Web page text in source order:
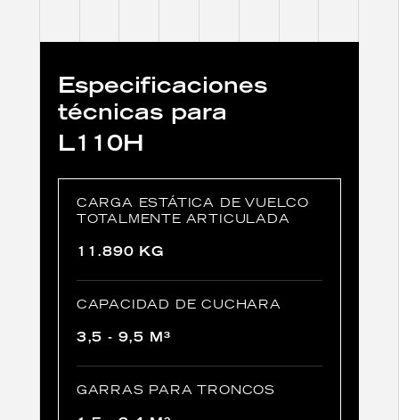
Especificaciones
técnicas para
L110H
CARGA ESTÁTICA DE VUELCO
TOTALMENTE ARTICULADA
11.890 KG
CAPACIDAD DE CUCHARA
3,5 - 9,5 M³
GARRAS PARA TRONCOS